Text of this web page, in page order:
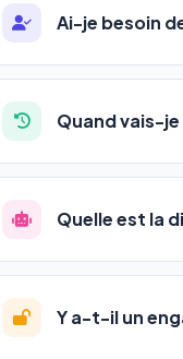
Ai-je besoin
Absolument pas.
auto-entrepreneurs,
l'adresse de votre
Quand vais-
La plupart de nos
progression
votre tableau de bord.
Quelle est la
LeSEO(Search
GEO(Generative
Gemini et Perplexity
Y a-t-il un